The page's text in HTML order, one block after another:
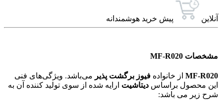
آنلاین پیش خرید هوشمندانه
مشخصات MF-R020
MF-R020 از خانواده فیوز برگشت پذیر می‌باشد. ویژگی‌های فنی
این محصول براساس دیتاشیت ارایه شده از سوی تولید کننده آن به
شرح زیر می باشد: